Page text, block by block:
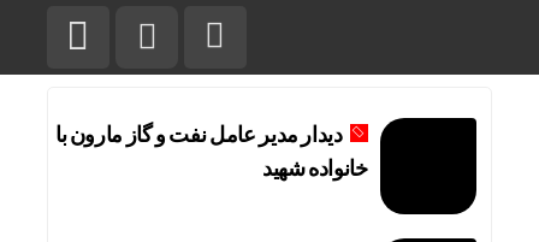
دیدار مدیر عامل نفت و گاز مارون با
خانواده شهید